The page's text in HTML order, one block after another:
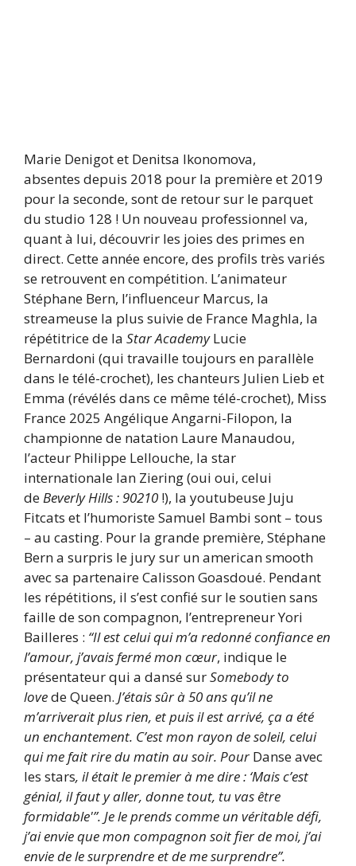
Marie Denigot et Denitsa Ikonomova,
absentes depuis 2018 pour la première et 2019
pour la seconde, sont de retour sur le parquet
du studio 128 ! Un nouveau professionnel va,
quant à lui, découvrir les joies des primes en
direct. Cette année encore, des profils très variés
se retrouvent en compétition. L’animateur
Stéphane Bern, l’influenceur Marcus, la
streameuse la plus suivie de France Maghla, la
répétitrice de la Star AcademyLucie
Bernardoni (qui travaille toujours en parallèle
dans le télé-crochet), les chanteurs Julien Lieb et
Emma (révélés dans ce même télé-crochet), Miss
France 2025 Angélique Angarni-Filopon, la
championne de natation Laure Manaudou,
l’acteur Philippe Lellouche, la star
internationale Ian Ziering (oui oui, celui
deBeverly Hills : 90210 !), la youtubeuse Juju
Fitcats et l’humoriste Samuel Bambi sont – tous
– au casting. Pour la grande première, Stéphane
Bern a surpris le jury sur un american smooth
avec sa partenaire Calisson Goasdoué. Pendant
les répétitions, il s’est confié sur le soutien sans
faille de son compagnon, l’entrepreneur Yori
Bailleres : “Il est celui qui m’a redonné confiance en
l’amour, j’avais fermé mon cœur, indique le
présentateur qui a dansé surSomebody to
lovede Queen. J’étais sûr à 50 ans qu’il ne
m’arriverait plus rien, et puis il est arrivé, ça a été
un enchantement. C’est mon rayon de soleil, celui
qui me fait rire du matin au soir. PourDanse avec
les stars, il était le premier à me dire : ‘Mais c’est
génial, il faut y aller, donne tout, tu vas être
formidable'”. Je le prends comme un véritable défi,
j’ai envie que mon compagnon soit fier de moi, j’ai
envie de le surprendre et de me surprendre”.